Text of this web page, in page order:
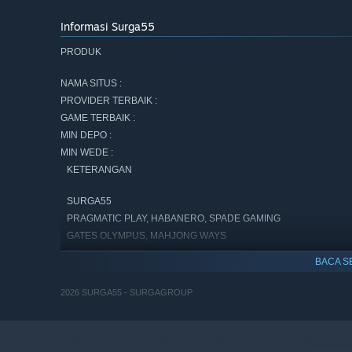
Informasi Surga55
PRODUK
NAMA SITUS :
PROVIDER TERBAIK :
GAME TERBAIK :
MIN DEPO :
MIN WEDE :
KETERANGAN
SURGA55
PRAGMATIC PLAY, HABANERO, SPADE GAMING
GATES OLYMPUS, MAHJONG WAYS
RP. 10,000
* Mulai 1 Januari 2026, Promo dan Cashback akan naik sampai
BACA
2026 SURGA55 - SURGAGROUP